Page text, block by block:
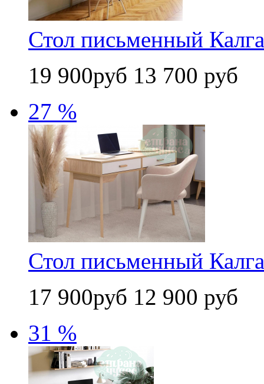
Стол письменный
19 900руб 13 700 руб
27 %
Стол письменный
17 900руб 12 900 руб
31 %